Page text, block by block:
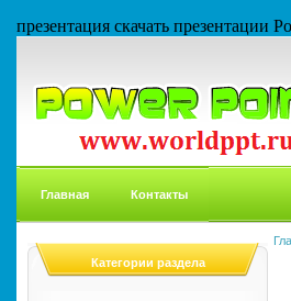
презентация скачать
Главная Контакты
Категории раздела